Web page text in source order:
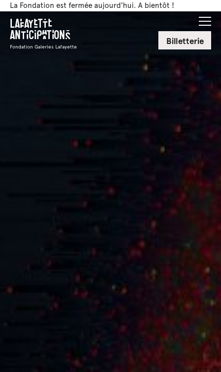
La Fondation est fermée aujourd'hui. A bientôt !
Lafayette
Anticipations
Fondation Galeries Lafayette Billetterie